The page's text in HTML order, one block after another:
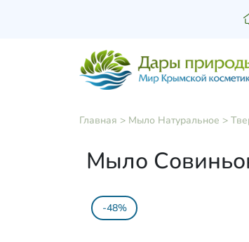
Главная > Мыло Натуральное >
Мыло
-48%